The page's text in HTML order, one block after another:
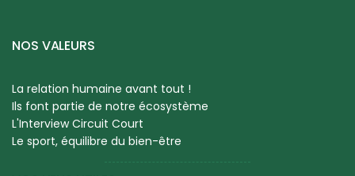
NOS VALEURS
La relation humaine avant tout !
Ils font partie de notre écosystème
L'Interview Circuit Court
Le sport, équilibre du bien-être